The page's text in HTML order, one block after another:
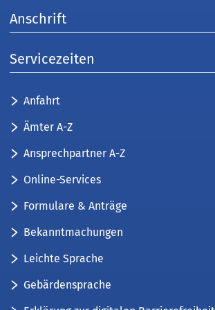
Anschrift
Servicezeiten
Anfahrt
Ämter A-Z
Ansprechpartner A-Z
Online-Services
Formulare & Anträge
Bekanntmachungen
Leichte Sprache
Gebärdensprache